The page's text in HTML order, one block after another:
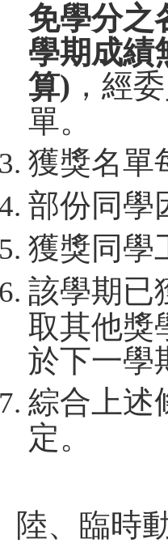
免學分之
學期成績
算) ，經
單。
獲獎名單
部份同學
獲獎同學
該學期已
取其他獎
於下一學
綜合上述
定。
陸、臨時